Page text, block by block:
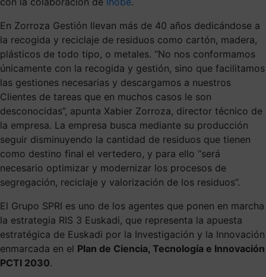
En Zorroza Gestión llevan más de 40 años dedicándose a
la recogida y reciclaje de residuos como cartón, madera,
plásticos de todo tipo, o metales. “No nos conformamos
únicamente con la recogida y gestión, sino que facilitamos
las gestiones necesarias y descargamos a nuestros
Clientes de tareas que en muchos casos le son
desconocidas”, apunta Xabier Zorroza, director técnico de
la empresa. La empresa busca mediante su producción
seguir disminuyendo la cantidad de residuos que tienen
como destino final el vertedero, y para ello “será
necesario optimizar y modernizar los procesos de
segregación, reciclaje y valorización de los residuos”.
El Grupo SPRI es uno de los agentes que ponen en marcha
la estrategia RIS 3 Euskadi, que representa la apuesta
estratégica de Euskadi por la Investigación y la Innovación
enmarcada en el Plan de Ciencia, Tecnología e Innovación
PCTI 2030.